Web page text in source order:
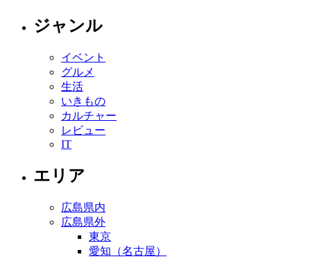
ジャンル
イベント
グルメ
生活
いきもの
カルチャー
レビュー
IT
エリア
広島県内
広島県外
東京
愛知（名古屋）